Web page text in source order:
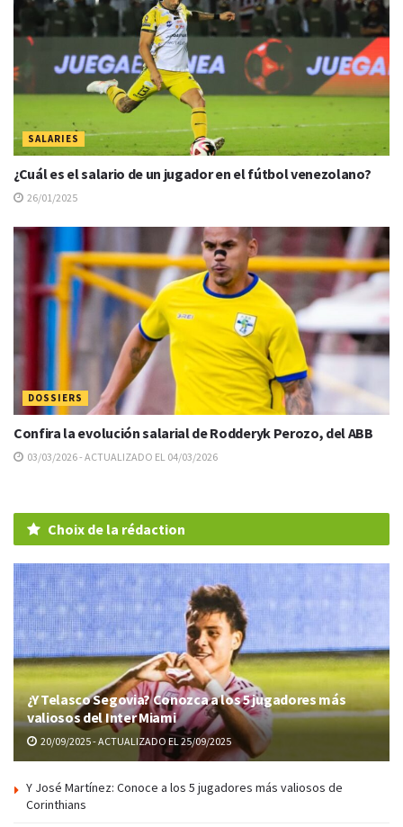
SALARIES
¿Cuál es el salario de un jugador en el fútbol venezolano?
26/01/2025
DOSSIERS
Confira la evolución salarial de Rodderyk Perozo, del ABB
03/03/2026 - ACTUALIZADO EL 04/03/2026
Choix de la rédaction
¿Y Telasco Segovia? Conozca a los 5 jugadores más
valiosos del Inter Miami
20/09/2025 - ACTUALIZADO EL 25/09/2025
Y José Martínez: Conoce a los 5 jugadores más valiosos de
Corinthians